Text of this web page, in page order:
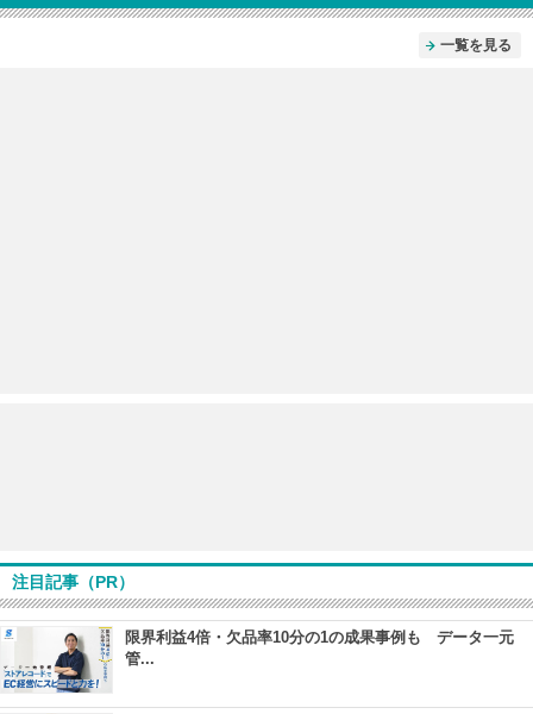
一覧を見る
注目記事（PR）
限界利益4倍・欠品率10分の1の成果事例も データ一元
管...